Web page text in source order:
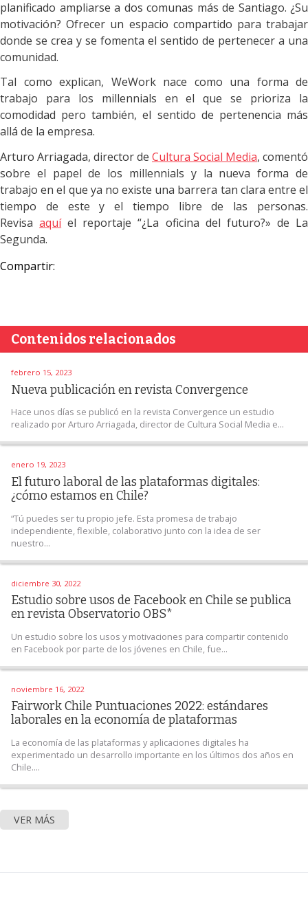
planificado ampliarse a dos comunas más de Santiago. ¿Su
motivación? Ofrecer un espacio compartido para trabajar
donde se crea y se fomenta el sentido de pertenecer a una
comunidad.
Tal como explican, WeWork nace como una forma de
trabajo para los millennials en el que se prioriza la
comodidad pero también, el sentido de pertenencia más
allá de la empresa.
Arturo Arriagada, director de Cultura Social Media, comentó
sobre el papel de los millennials y la nueva forma de
trabajo en el que ya no existe una barrera tan clara entre el
tiempo de este y el tiempo libre de las personas.
Revisaaquíel reportaje “¿La oficina del futuro?» de La
Segunda.
Compartir:
Contenidos relacionados
febrero 15, 2023
Nueva publicación en revista Convergence
Hace unos días se publicó en la revista Convergence un estudio
realizado por Arturo Arriagada, director de Cultura Social Media e...
enero 19, 2023
El futuro laboral de las plataformas digitales:
¿cómo estamos en Chile?
“Tú puedes ser tu propio jefe. Esta promesa de trabajo
independiente, flexible, colaborativo junto con la idea de ser
nuestro...
diciembre 30, 2022
Estudio sobre usos de Facebook en Chile se publica
en revista Observatorio OBS*
Un estudio sobre los usos y motivaciones para compartir contenido
en Facebook por parte de los jóvenes en Chile, fue...
noviembre 16, 2022
Fairwork Chile Puntuaciones 2022: estándares
laborales en la economía de plataformas
La economía de las plataformas y aplicaciones digitales ha
experimentado un desarrollo importante en los últimos dos años en
Chile....
VER MÁS